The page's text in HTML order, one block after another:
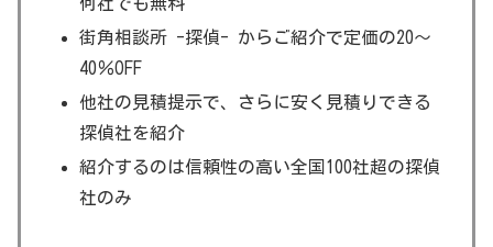
街角相談所 -探偵- からご紹介で定価の20～
40％OFF
他社の見積提示で、さらに安く見積りできる
探偵社を紹介
紹介するのは信頼性の高い全国100社超の探偵
社のみ